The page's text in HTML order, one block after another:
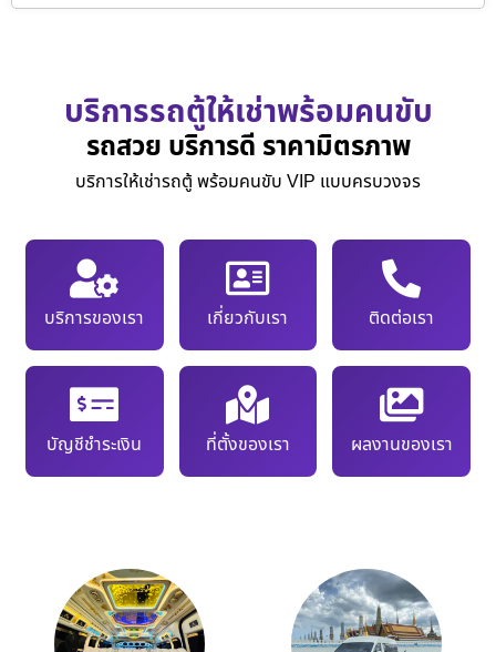
บริการรถตู้ให้เช่าพร้อมคนขับ
รถสวย บริการดี ราคามิตรภาพ
บริการให้เช่ารถตู้ พร้อมคนขับ VIP แบบครบวงจร
บริการของเรา เกี่ยวกับเรา ติดต่อเรา
บัญชีชำระเงิน ที่ตั้งของเรา ผลงานของเรา